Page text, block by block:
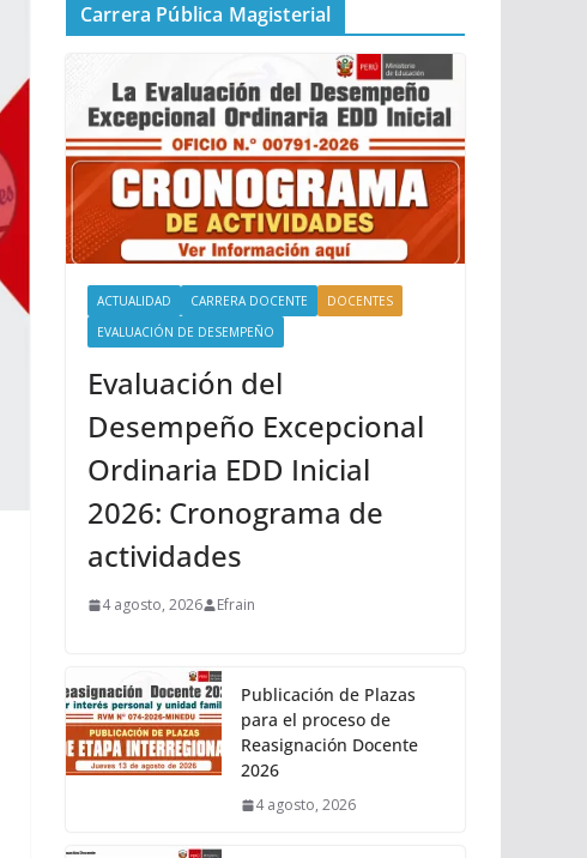
Carrera Pública Magisterial
ACTUALIDAD CARRERA DOCENTE
DOCENTES
EVALUACIÓN DE DESEMPEÑO
Evaluación del
Desempeño Excepcional
Ordinaria EDD Inicial
2026: Cronograma de
actividades
4 agosto, 2026 Efrain
Publicación de Plazas
para el proceso de
Reasignación Docente
2026
4 agosto, 2026